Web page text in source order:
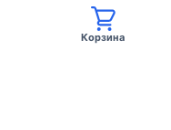
Корзина